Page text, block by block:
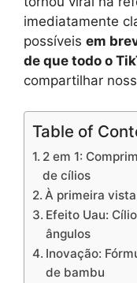
imediatamente
possíveis em
de que todo o
compartilhar
Table of
2 em 1:
de cílios
À primeira
Efeito Uau:
ângulos
Inovação:
de bambu